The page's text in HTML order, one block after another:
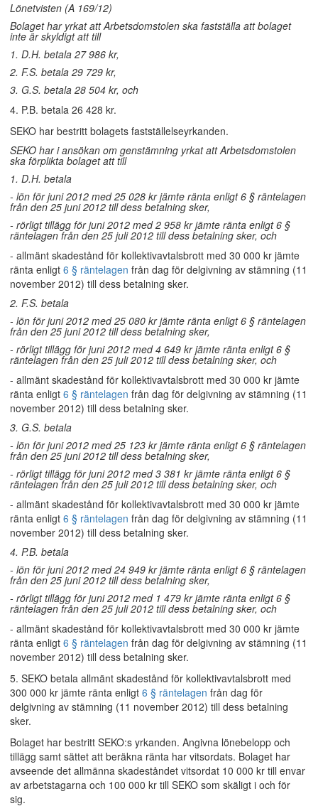
Lönetvisten (A 169/12)
Bolaget har yrkat att Arbetsdomstolen ska fastställa att bolaget
inte är skyldigt att till
1. D.H. betala 27 986 kr,
2. F.S. betala 29 729 kr,
3. G.S. betala 28 504 kr, och
4. P.B. betala 26 428 kr.
SEKO har bestritt bolagets fastställelseyrkanden.
SEKO har i ansökan om genstämning yrkat att Arbetsdomstolen
ska förplikta bolaget att till
1. D.H. betala
- lön för juni 2012 med 25 028 kr jämte ränta enligt 6 § räntelagen
från den 25 juni 2012 till dess betalning sker,
- rörligt tillägg för juni 2012 med 2 958 kr jämte ränta enligt 6 §
räntelagen från den 25 juli 2012 till dess betalning sker, och
- allmänt skadestånd för kollektivavtalsbrott med 30 000 kr jämte
ränta enligt 6 § räntelagen från dag för delgivning av stämning (11
november 2012) till dess betalning sker.
2. F.S. betala
- lön för juni 2012 med 25 080 kr jämte ränta enligt 6 § räntelagen
från den 25 juni 2012 till dess betalning sker,
- rörligt tillägg för juni 2012 med 4 649 kr jämte ränta enligt 6 §
räntelagen från den 25 juli 2012 till dess betalning sker, och
- allmänt skadestånd för kollektivavtalsbrott med 30 000 kr jämte
ränta enligt 6 § räntelagen från dag för delgivning av stämning (11
november 2012) till dess betalning sker.
3. G.S. betala
- lön för juni 2012 med 25 123 kr jämte ränta enligt 6 § räntelagen
från den 25 juni 2012 till dess betalning sker,
- rörligt tillägg för juni 2012 med 3 381 kr jämte ränta enligt 6 §
räntelagen från den 25 juli 2012 till dess betalning sker, och
- allmänt skadestånd för kollektivavtalsbrott med 30 000 kr jämte
ränta enligt 6 § räntelagen från dag för delgivning av stämning (11
november 2012) till dess betalning sker.
4. P.B. betala
- lön för juni 2012 med 24 949 kr jämte ränta enligt 6 § räntelagen
från den 25 juni 2012 till dess betalning sker,
- rörligt tillägg för juni 2012 med 1 479 kr jämte ränta enligt 6 §
räntelagen från den 25 juli 2012 till dess betalning sker, och
- allmänt skadestånd för kollektivavtalsbrott med 30 000 kr jämte
ränta enligt 6 § räntelagen från dag för delgivning av stämning (11
november 2012) till dess betalning sker.
5. SEKO betala allmänt skadestånd för kollektivavtalsbrott med
300 000 kr jämte ränta enligt 6 § räntelagen från dag för
delgivning av stämning (11 november 2012) till dess betalning
sker.
Bolaget har bestritt SEKO:s yrkanden. Angivna lönebelopp och
tillägg samt sättet att beräkna ränta har vitsordats. Bolaget har
avseende det allmänna skadeståndet vitsordat 10 000 kr till envar
av arbetstagarna och 100 000 kr till SEKO som skäligt i och för
sig.